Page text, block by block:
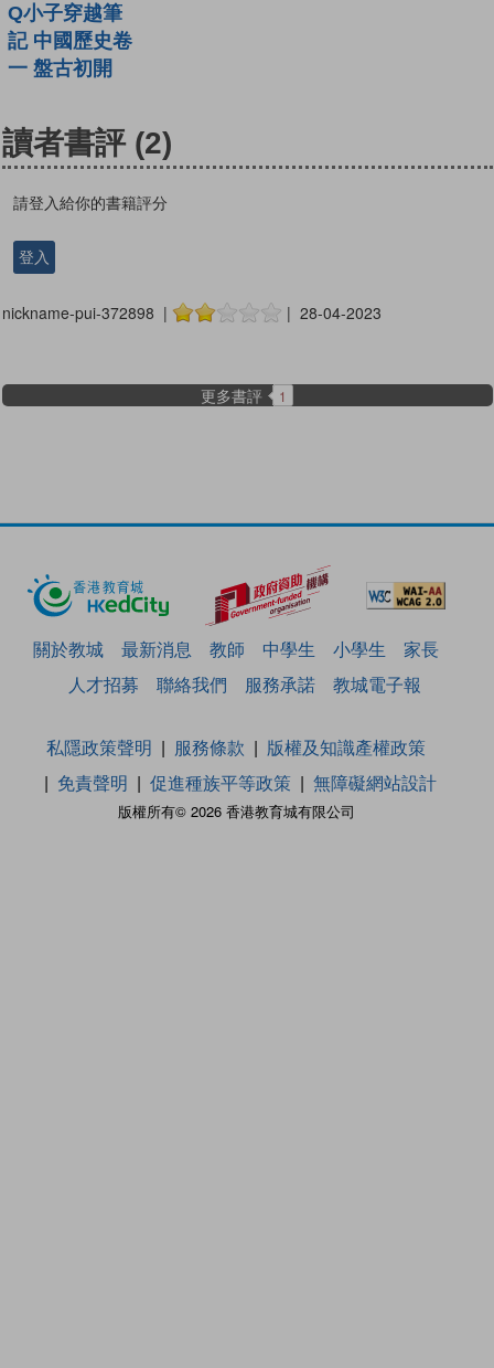
Q小子穿越筆
記 中國歷史卷
一 盤古初開
讀者書評 (2)
請登入給你的書籍評分
登入
nickname-pui-372898 | | 28-04-2023
更多書評 1
關於教城 最新消息 教師 中學生 小學生
家長
人才招募
聯絡我們 服務承諾 教城電子報
版權所有© 2026 香港教育城有限公司
私隱政策聲明 服務條款
版權及知識產權政策
免責聲明
促進種族平等政策 無障礙網站設計